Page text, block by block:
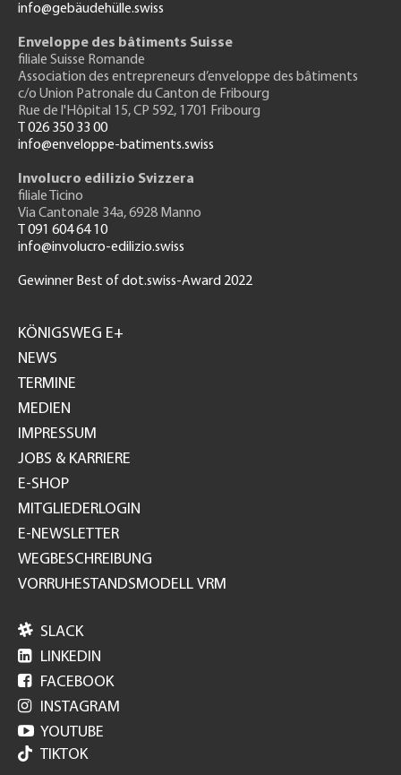
info@gebäudehülle.swiss
Enveloppe des bâtiments Suisse
filiale Suisse Romande
Association des entrepreneurs d’enveloppe des bâtiments
c/o Union Patronale du Canton de Fribourg
Rue de l'Hôpital 15, CP 592, 1701 Fribourg
T 026 350 33 00
info@enveloppe-batiments.swiss
Involucro edilizio Svizzera
filiale Ticino
Via Cantonale 34a, 6928 Manno
T 091 604 64 10
info@involucro-edilizio.swiss
Gewinner Best of dot.swiss-Award 2022
GH
KÖNIGSWEG E+
NEWS
TERMINE
MEDIEN
IMPRESSUM
JOBS & KARRIERE
E-SHOP
MITGLIEDERLOGIN
E-NEWSLETTER
WEGBESCHREIBUNG
VORRUHESTANDSMODELL VRM
 SLACK
 LINKEDIN
 FACEBOOK
 INSTAGRAM
 YOUTUBE
TIKTOK